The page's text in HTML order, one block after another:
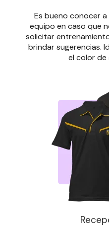
Es bueno conocer
equipo en caso que
solicitar
brindar sugerencias.
el color de